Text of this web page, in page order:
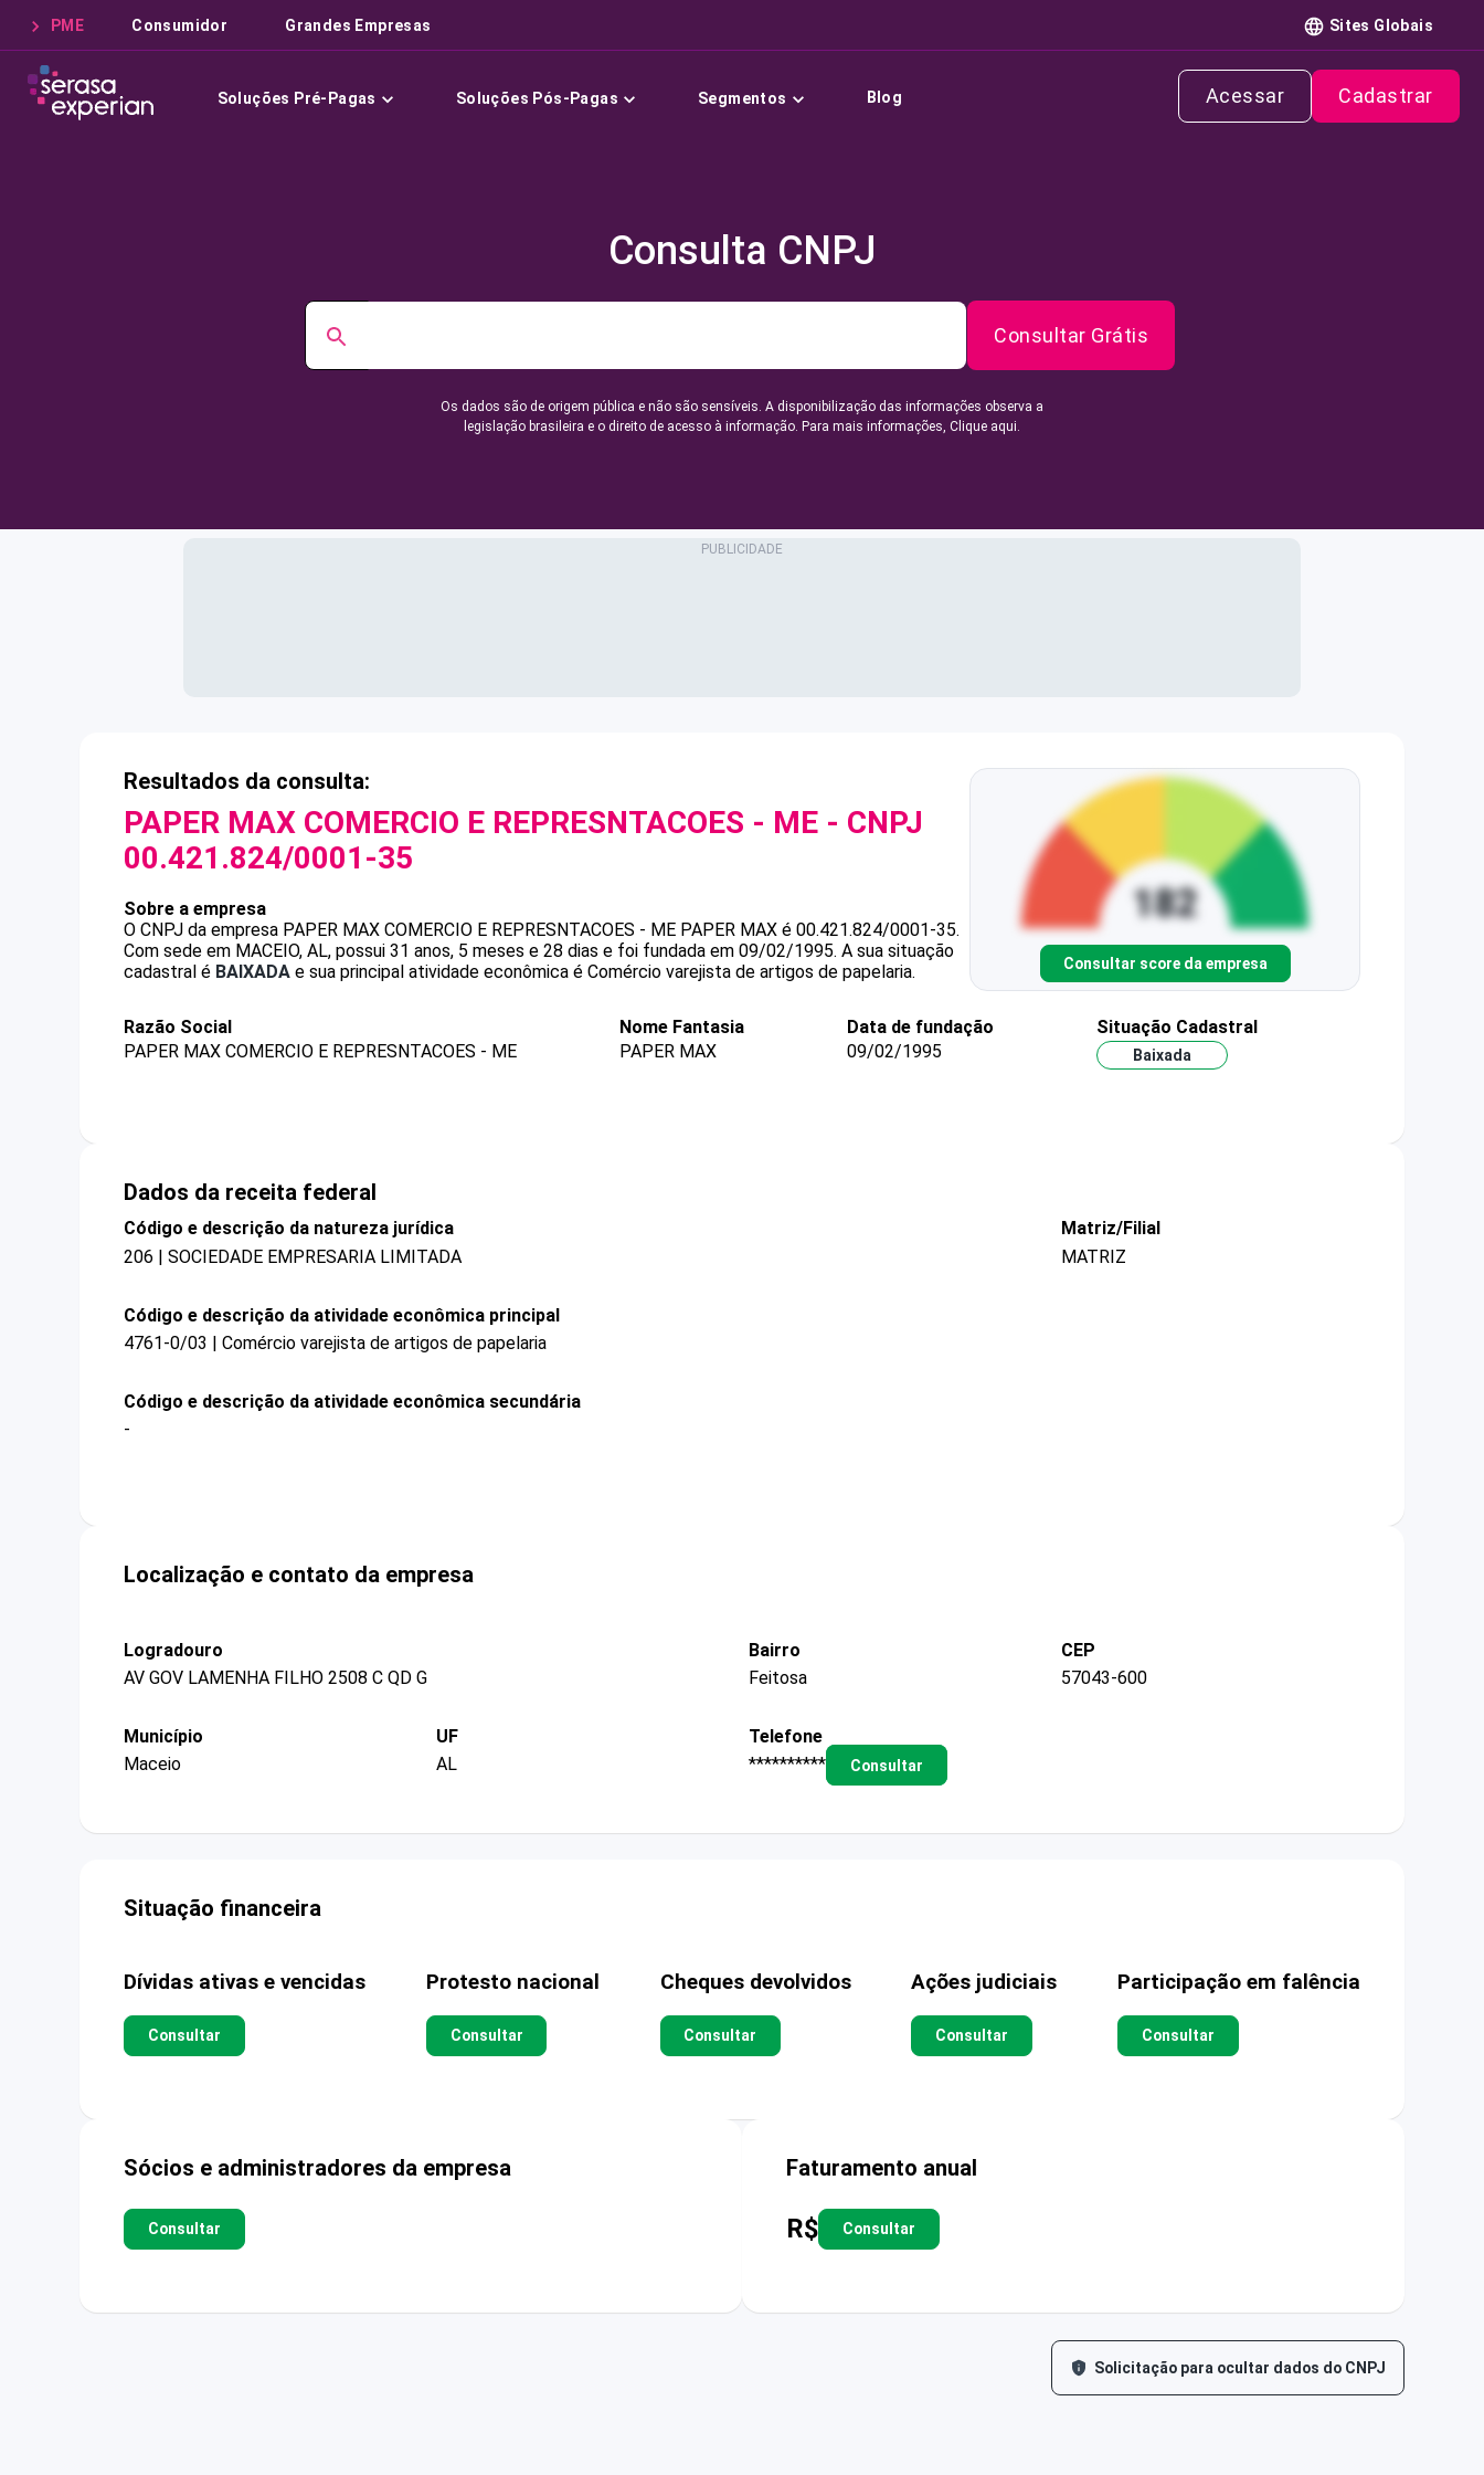
PME Consumidor Grandes Empresas Sites Globais
Soluções Pré-Pagas Soluções Pós-Pagas Segmentos Blog Acessar Cadastrar
Consulta CNPJ
Consultar Grátis
Os dados são de origem pública e não são sensíveis. A disponibilização das informações observa a
legislação brasileira e o direito de acesso à informação. Para mais informações, Clique aqui.
Resultados da consulta:
PAPER MAX COMERCIO E REPRESNTACOES - ME - CNPJ
00.421.824/0001-35
Sobre a empresa
O CNPJ da empresa PAPER MAX COMERCIO E REPRESNTACOES - ME PAPER MAX é 00.421.824/0001-35.
Com sede em MACEIO, AL, possui 31 anos, 5 meses e 28 dias e foi fundada em 09/02/1995. A sua situação
cadastral é BAIXADA e sua principal atividade econômica é Comércio varejista de artigos de papelaria. Consultar score da empresa
Razão Social
PAPER MAX COMERCIO E REPRESNTACOES - ME
Nome Fantasia
PAPER MAX
Data de fundação
09/02/1995
Situação Cadastral
Baixada
Dados da receita federal
Código e descrição da natureza jurídica
206 | SOCIEDADE EMPRESARIA LIMITADA
Matriz/Filial
MATRIZ
Código e descrição da atividade econômica principal
4761-0/03 | Comércio varejista de artigos de papelaria
Código e descrição da atividade econômica secundária
-
Localização e contato da empresa
Logradouro
AV GOV LAMENHA FILHO 2508 C QD G
Bairro
Feitosa
CEP
57043-600
Município
Maceio
UF
AL
Telefone
**********
Consultar
Situação financeira
Dívidas ativas e vencidas
Consultar
Protesto nacional
Consultar
Cheques devolvidos
Consultar
Ações judiciais
Consultar
Participação em falência
Consultar
Sócios e administradores da empresa
Consultar
Faturamento anual
R$ Consultar
Solicitação para ocultar dados do CNPJ